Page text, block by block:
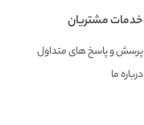
خدمات مشتریان
پرسش و پاسخ های متداول
درباره ما